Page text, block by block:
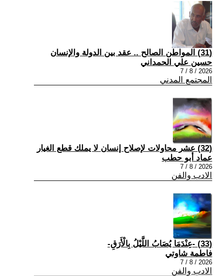
(31) المواطن الصالح .. عقد بين الدولة والإنسان
حسين علي الحمداني
2026 / 8 / 7
المجتمع المدني
(32) عشر محاولات لإصلاح إنسان لا يملك قطع الغيار
عماد أبو حطب
2026 / 8 / 7
الادب والفن
(33) -عِنْدَمَا يُصَابُ اللَّيْلُ بِالْأَرَقِ-
فاطمة شاوتي
2026 / 8 / 7
الادب والفن